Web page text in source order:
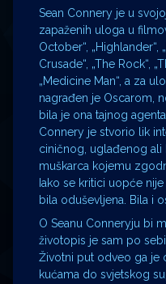
Mario Lovreković
Miroslav Šantek
Sean Connery je u
zapaženih uloga u
October“, „Highlander“,
Crusade“, „The Rock“,
„Medicine Man“, a za
nagrađen je Oscarom,
bila je ona tajnog
Connery je stvorio lik
ciničnog, uglađenog ali
muškarca kojemu
Iako se kritici uopće
bila oduševljena. Bila i
O Seanu Conneryju bi
životopis je sam po sebi
Životni put odveo ga je
kućama do svjetskog